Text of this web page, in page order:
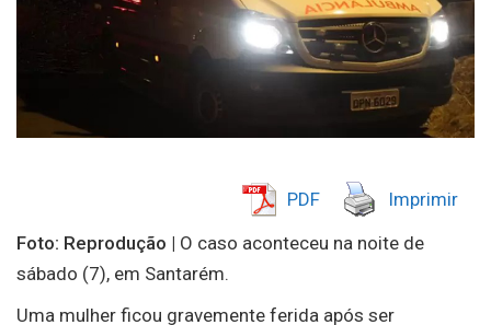
PDF Imprimir
Foto: Reprodução | O caso aconteceu na noite de
sábado (7), em Santarém.
Uma mulher ficou gravemente ferida após ser